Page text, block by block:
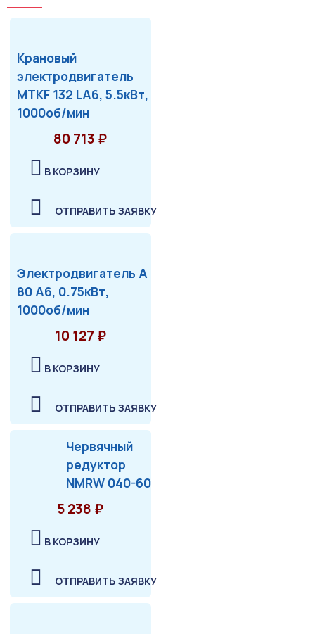
Крановый
электродвигатель
MTKF 132 LA6, 5.5кВт,
1000об/мин
80 713 ₽
В КОРЗИНУ
ОТПРАВИТЬ ЗАЯВКУ
Электродвигатель А
80 А6, 0.75кВт,
1000об/мин
10 127 ₽
В КОРЗИНУ
ОТПРАВИТЬ ЗАЯВКУ
Червячный
редуктор
NMRW 040-60
5 238 ₽
В КОРЗИНУ
ОТПРАВИТЬ ЗАЯВКУ